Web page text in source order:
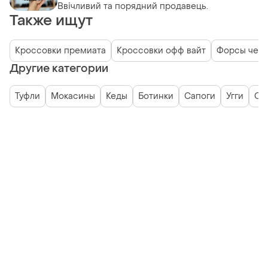
Ввічливий та порядний продавець.
Также ищут
Кроссовки премиата Кроссовки офф вайт Форсы
Другие категории
Туфли Мокасины Кеды Ботинки Сапоги Угги